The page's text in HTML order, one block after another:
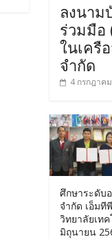
ลงนาม
ร่วมมือ
ในเครื
จำกัด
4 กรกฎาค
ศึกษาระดับ
จำกัด เอ็มที
วิทยาลัยเท
มิถุนายน